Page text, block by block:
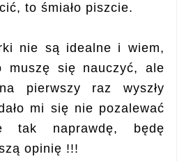
to śmiało piszcie.
nie są idealne i wiem,
muszę się nauczyć, ale
pierwszy raz wyszły
mi się nie pozalewać
tak naprawdę, będę
opinię !!!